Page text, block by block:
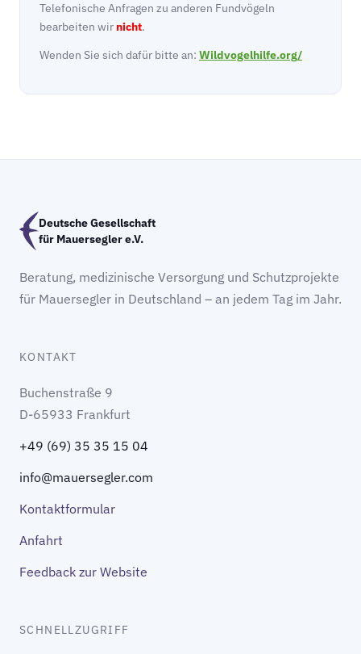
Telefonische Anfragen zu anderen Fundvögeln
bearbeiten wir nicht.
Wenden Sie sich dafür bitte an: Wildvogelhilfe.org/
Deutsche Gesellschaft
für Mauersegler e.V.
Beratung, medizinische Versorgung und Schutzprojekte
für Mauersegler in Deutschland – an jedem Tag im Jahr.
KONTAKT
Buchenstraße 9
D-65933 Frankfurt
+49 (69) 35 35 15 04
info@mauersegler.com
Kontaktformular
Anfahrt
Feedback zur Website
SCHNELLZUGRIFF